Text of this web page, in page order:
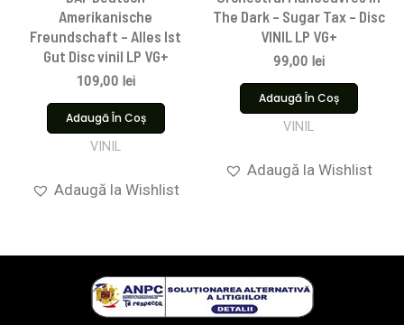
Amerikanische
Freundschaft – Alles Ist
Gut Disc vinil LP VG+
109,00 lei
Adaugă În Coș
VINIL
Adaugă la Wishlist
The Dark – Sugar Tax – Disc
VINIL LP VG+
99,00 lei
Adaugă În Coș
VINIL
Adaugă la Wishlist